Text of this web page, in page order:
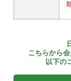
こちらから
以下の